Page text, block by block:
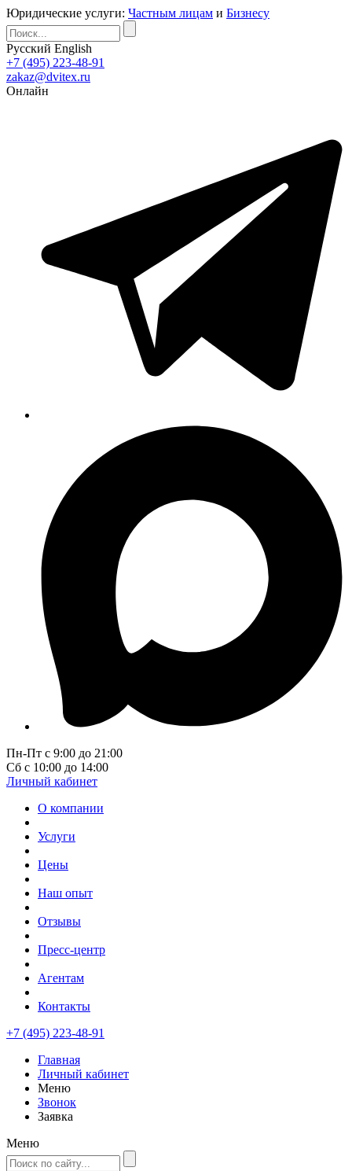
Юридические услуги: Частным лицам и Бизнесу
Русский English
+7 (495) 223-48-91
zakaz@dvitex.ru
Онлайн
Пн-Пт с 9:00 до 21:00
Сб с 10:00 до 14:00
Личный кабинет
О компании
Услуги
Цены
Наш опыт
Отзывы
Пресс-центр
Агентам
Контакты
+7 (495) 223-48-91
Главная
Личный кабинет
Меню
Звонок
Заявка
Меню